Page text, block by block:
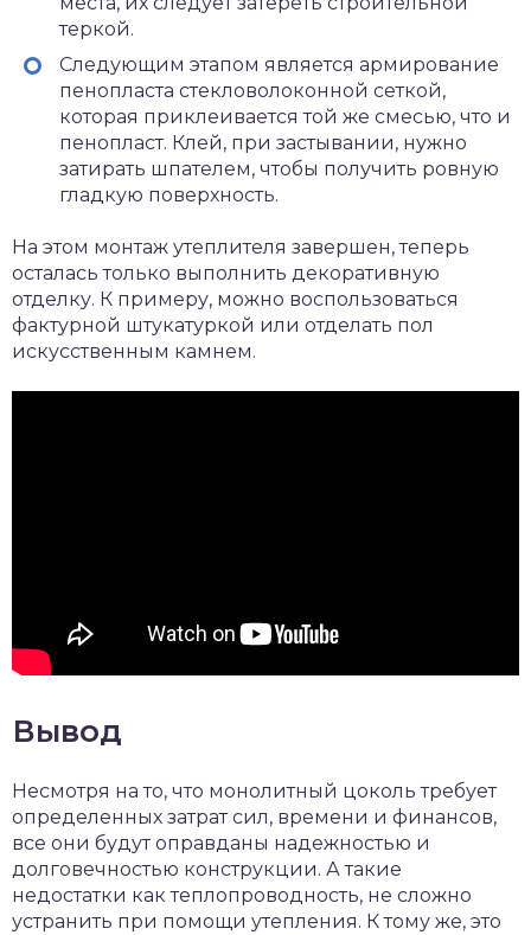
теркой.
Следующим этапом является армирование
пенопласта стекловолоконной сеткой,
которая приклеивается той же смесью, что и
пенопласт. Клей, при застывании, нужно
затирать шпателем, чтобы получить ровную
гладкую поверхность.
На этом монтаж утеплителя завершен, теперь
осталась только выполнить декоративную
отделку. К примеру, можно воспользоваться
фактурной штукатуркой или отделать пол
искусственным камнем.
Вывод
Несмотря на то, что монолитный цоколь требует
определенных затрат сил, времени и финансов,
все они будут оправданы надежностью и
долговечностью конструкции. А такие
недостатки как теплопроводность, не сложно
устранить при помощи утепления. К тому же, это